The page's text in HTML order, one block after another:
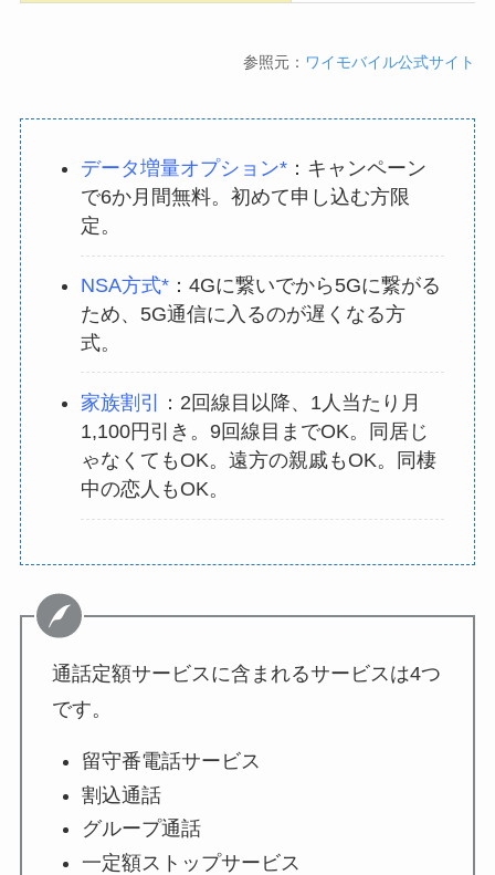
参照元： ワイモバイル公式サイト
データ増量オプション*：キャンペーン
で6か月間無料。初めて申し込む方限
定。
NSA方式*：4Gに繋いでから5Gに繋がる
ため、5G通信に入るのが遅くなる方
式。
家族割引
：2回線目以降、1人当たり月
1,100円引き。9回線目までOK。同居じ
ゃなくてもOK。遠方の親戚もOK。同棲
中の恋人もOK。
通話定額サービスに含まれるサービスは4つ
です。
留守番電話サービス
割込通話
グループ通話
一定額ストップサービス